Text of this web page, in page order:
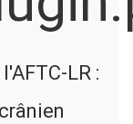
LR :